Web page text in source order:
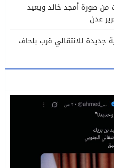
من صورة أمجد خالد ويعيد
عدن
للانتقالي قرب بلحاف